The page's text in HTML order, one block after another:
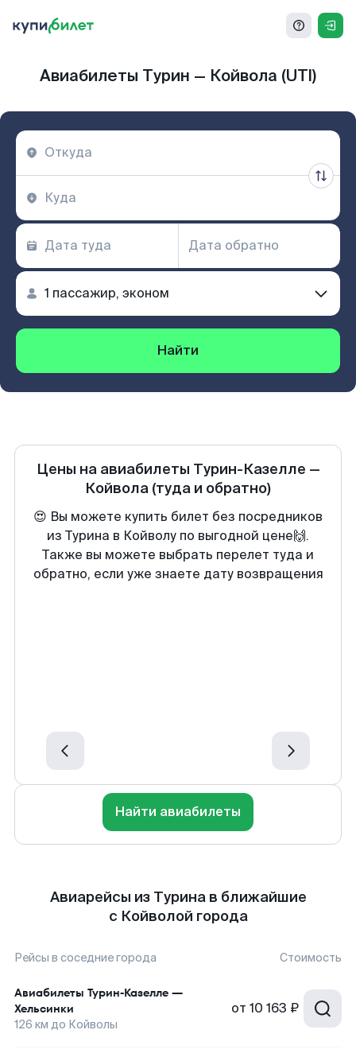
Авиабилеты Турин — Койвола (UTI)
Найти
Цены на авиабилеты Турин-Казелле —
Койвола (туда и обратно)
😍 Вы можете купить билет без посредников
из Турина в Койволу по выгодной цене🙌.
Также вы можете выбрать перелет туда и
обратно, если уже знаете дату возвращения
Найти авиабилеты
Авиарейсы из Турина в ближайшие
с Койволой города
Рейсы в соседние города Стоимость
Авиабилеты Турин-Казелле —
Хельсинки
126 км до Койволы
от 10 163 ₽